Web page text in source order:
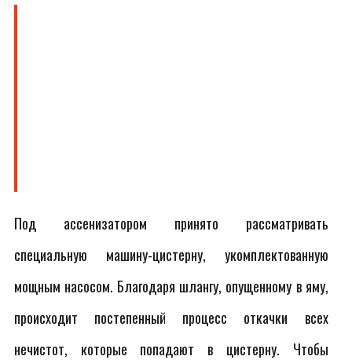
Под ассенизатором принято рассматривать
специальную машину-цистерну, укомплектованную
мощным насосом. Благодаря шлангу, опущенному в яму,
происходит постепенный процесс откачки всех
нечистот, которые попадают в цистерну. Чтобы